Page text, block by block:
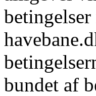
bundet af